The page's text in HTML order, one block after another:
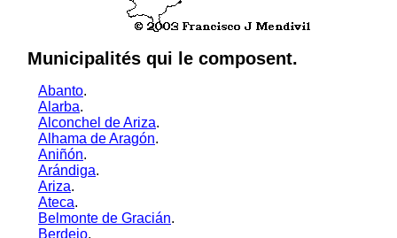
Municipalités qui le composent.
Abanto.
Alarba.
Alconchel de Ariza.
Alhama de Aragón.
Aniñón.
Arándiga.
Ariza.
Ateca.
Belmonte de Gracián.
Berdejo.